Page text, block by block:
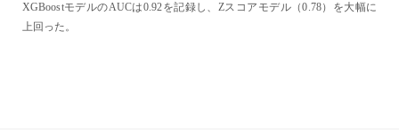
XGBoostモデルのAUCは0.92を記録し、Zスコアモデル（0.78）を大幅に
上回った。